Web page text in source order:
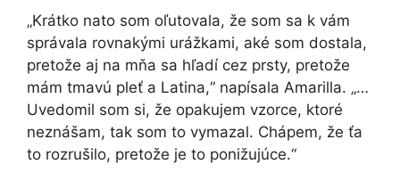
„Krátko nato som oľutovala, že som sa k vám
správala rovnakými urážkami, aké som dostala,
pretože aj na mňa sa hľadí cez prsty, pretože
mám tmavú pleť a Latina,“ napísala Amarilla. „…
Uvedomil som si, že opakujem vzorce, ktoré
neznášam, tak som to vymazal. Chápem, že ťa
to rozrušilo, pretože je to ponižujúce.“